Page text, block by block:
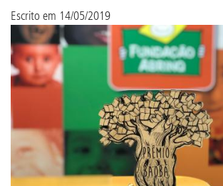
Escrito em 14/05/2019